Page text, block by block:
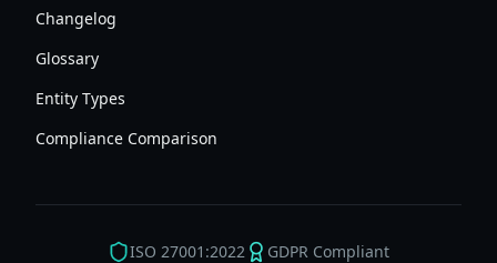
Changelog
Glossary
Entity Types
Compliance Comparison
ISO 27001:2022 GDPR Compliant